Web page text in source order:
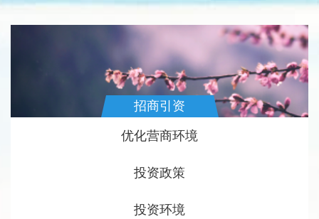
招商引资
优化营商环境
投资政策
投资环境